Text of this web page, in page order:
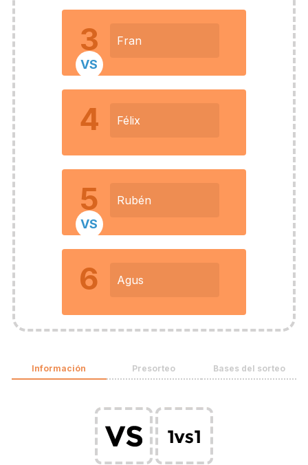
3 Fran
VS
4 Félix
5 Rubén
VS
6 Agus
Información Presorteo Bases del sorteo